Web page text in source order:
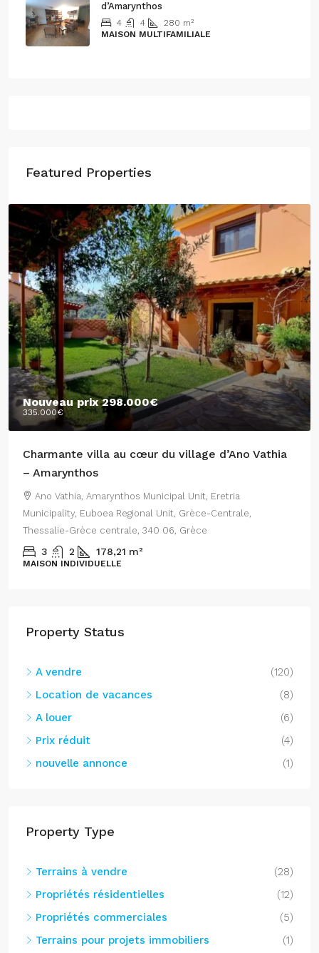
d’Amarynthos
4 4 280 m²
MAISON MULTIFAMILIALE
Featured Properties
Nouveau prix298.000€
335.000€
Charmante villa au cœur du village d’Ano Vathia
– Amarynthos
Ano Vathia, Amarynthos Municipal Unit, Eretria
Municipality, Euboea Regional Unit, Grèce-Centrale,
Thessalie-Grèce centrale, 340 06, Grèce
3 2 178,21 m²
MAISON INDIVIDUELLE
Property Status
A vendre
(120)
Location de vacances
(8)
A louer
(6)
Prix réduit
(4)
nouvelle annonce
(1)
Property Type
Terrains à vendre
(28)
Propriétés résidentielles
(12)
Propriétés commerciales
(5)
Terrains pour projets immobiliers
(1)